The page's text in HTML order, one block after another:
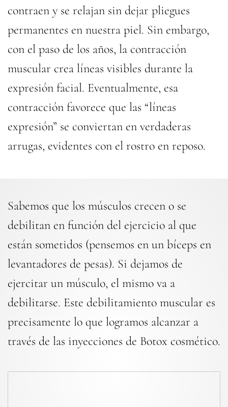
contraen y se relajan sin dejar pliegues
permanentes en nuestra piel. Sin embargo,
con el paso de los años, la contracción
muscular crea líneas visibles durante la
expresión facial. Eventualmente, esa
contracción favorece que las “líneas
expresión” se conviertan en verdaderas
arrugas, evidentes con el rostro en reposo.
Sabemos que los músculos crecen o se
debilitan en función del ejercicio al que
están sometidos (pensemos en un bíceps en
levantadores de pesas). Si dejamos de
ejercitar un músculo, el mismo va a
debilitarse. Este debilitamiento muscular es
precisamente lo que logramos alcanzar a
través de las inyecciones de Botox cosmético.